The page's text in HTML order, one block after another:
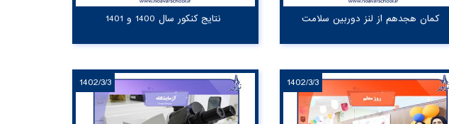
کمان هجدهم از لنز دوربین سلامت
1402/3/3
نتایج کنکور سال 1400 و 1401
1402/3/3